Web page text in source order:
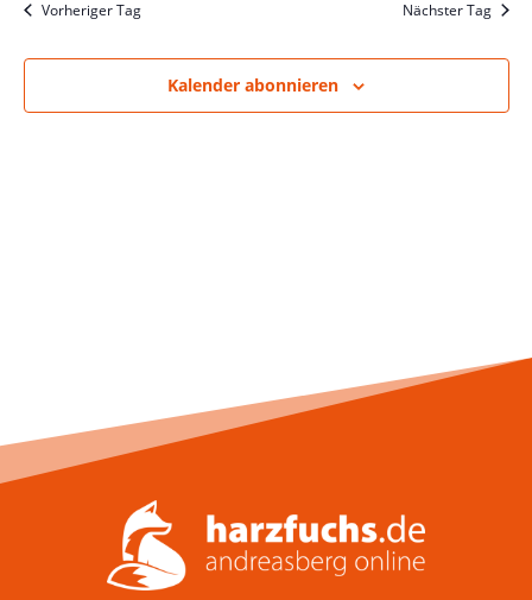
Vorheriger Tag Nächster Tag
Kalender abonnieren